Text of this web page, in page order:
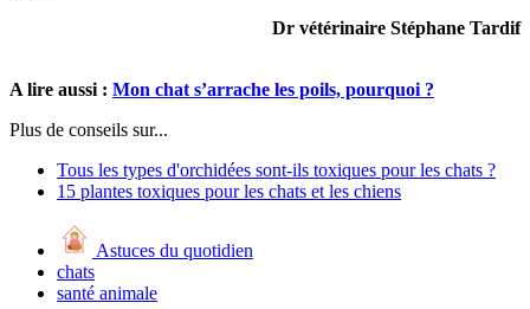
Dr vétérinaire Stéphane Tardif
A lire aussi : Mon chat s’arrache les poils, pourquoi ?
Plus de conseils sur...
Tous les types d'orchidées sont-ils toxiques pour les chats ?
15 plantes toxiques pour les chats et les chiens
Astuces du quotidien
chats
santé animale